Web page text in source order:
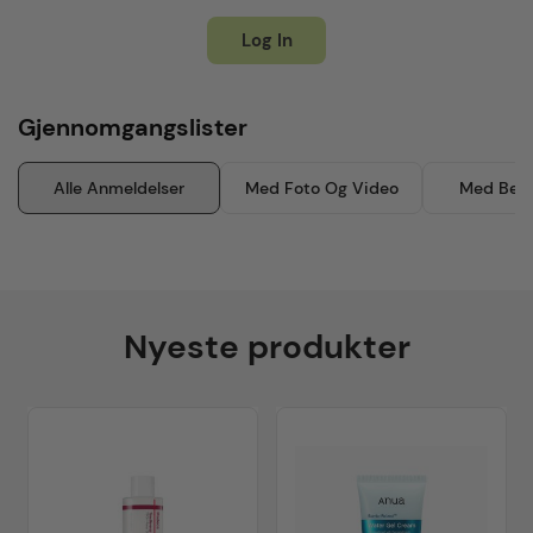
Log In
Gjennomgangslister
Alle Anmeldelser Med Foto Og Video Med
Nyeste produkter